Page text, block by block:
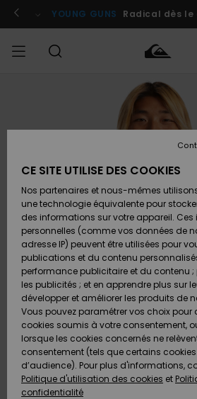
l'information
le
Se connecter / s'inscrire
YOUNG GUNS Radical dès
Vêtements
Chaussures
& Tongs
Surf
Snow
Nouveautés
Vêtements
Chaussures
& Tongs
Surf
Snow
Nouveautés
FEMME
Shop
A
Découvrir
Snow
SURF
Surf
Shop
Homme
Surf
Shop
Enfant
Highlights
Communauté
SNOW
Snow
Shop
Homme
Snow
Shop
Enfant
Snow
Shop
Femme
A
Découvrir
Communauté
OUTLET
Outlet
Homme
Enfant
Outlet
Femme
AIDE &
CONTACT
Accéder à
commande
Retours
Paiement
Carte
Cadeau
Quiksilver
Freedom
Protection
des
MAGASINS
CE SITE UTILISE DES COOKIES
Nos partenaires et nous-mêmes
une technologie équivalente pour
des informations sur votre appareil.
personnelles (comme vos données de
adresse IP) peuvent être utilisées pour
publications et du contenu
performance publicitaire et du contenu
les publicités ; et en apprendre plus sur
développer et améliorer les produits de
Vous pouvez paramétrer vos choix pour
cookies soumis à votre consentement,
lorsque les cookies concernés ne
consentement (tels que certains
d’audience). Pour plus d'informations,
Politique d'utilisation des cookies et
confidentialité